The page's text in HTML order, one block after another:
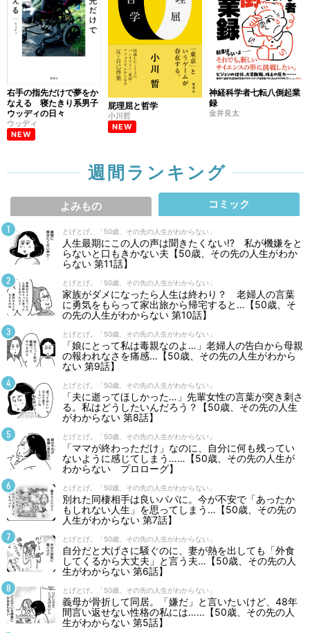
右手の指先だけで夢をか
なえる 寝たきり系男子
ウッディの日々
ウッディ
NEW
屁理屈と哲学
小川哲
NEW
神経科学者七転八倒起業
録
金井良太
週間ランキング
よみもの コミック
とげとげ。「50歳、その先の人生がわからない」
人生最期にこの人の声は聞きたくない⁉ 私が機嫌をと
らないと口もきかない夫【50歳、その先の人生がわか
らない 第11話】
とげとげ。「50歳、その先の人生がわからない」
家族がダメになったら人生は終わり？ 老婦人の言葉
に勇気をもらって家出旅から帰宅すると…【50歳、そ
の先の人生がわからない 第10話】
とげとげ。「50歳、その先の人生がわからない」
「娘にとって私は毒親なのよ…」老婦人の告白から母親
の報われなさを痛感…【50歳、その先の人生がわから
ない 第9話】
とげとげ。「50歳、その先の人生がわからない」
「夫に逝ってほしかった…」先輩女性の言葉が突き刺さ
る。私はどうしたいんだろう？【50歳、その先の人生
がわからない 第8話】
とげとげ。「50歳、その先の人生がわからない」
「ママが終わっただけ」なのに、自分に何も残ってい
ないように感じてしまう……【50歳、その先の人生が
わからない プロローグ】
とげとげ。「50歳、その先の人生がわからない」
別れた同棲相手は良いパパに。今が不安で「あったか
もしれない人生」を思ってしまう…【50歳、その先の
人生がわからない 第7話】
とげとげ。「50歳、その先の人生がわからない」
自分だと大げさに騒ぐのに、妻が熱を出しても「外食
してくるから大丈夫」と言う夫…【50歳、その先の人
生がわからない 第6話】
とげとげ。「50歳、その先の人生がわからない」
義母が骨折して同居。「嫌だ」と言いたいけど、48年
間言い返せない性格の私には……【50歳、その先の人
生がわからない 第5話】